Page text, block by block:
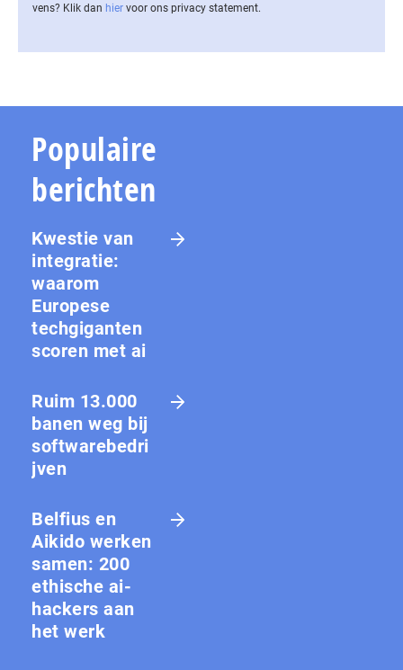
vens? Klik dan hier voor ons privacy statement.
Populaire
berichten
Kwestie van
integratie:
waarom
Europese
techgiganten
scoren met ai
Ruim 13.000
banen weg bij
softwarebedri
jven
Belfius en
Aikido werken
samen: 200
ethische ai-
hackers aan
het werk